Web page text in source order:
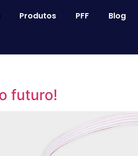
Produtos PFF Blog
futuro!